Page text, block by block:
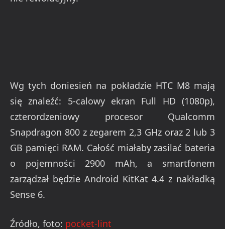
Wg tych doniesień na pokładzie HTC M8 mają
się znaleźć: 5-calowy ekran Full HD (1080p),
czterordzeniowy procesor Qualcomm
Snapdragon 800 z zegarem 2,3 GHz oraz 2 lub 3
GB pamięci RAM. Całość miałaby zasilać bateria
o pojemności 2900 mAh, a smartfonem
zarządzał będzie Android KitKat 4.4 z nakładką
Sense 6.
Źródło, foto: pocket-lint